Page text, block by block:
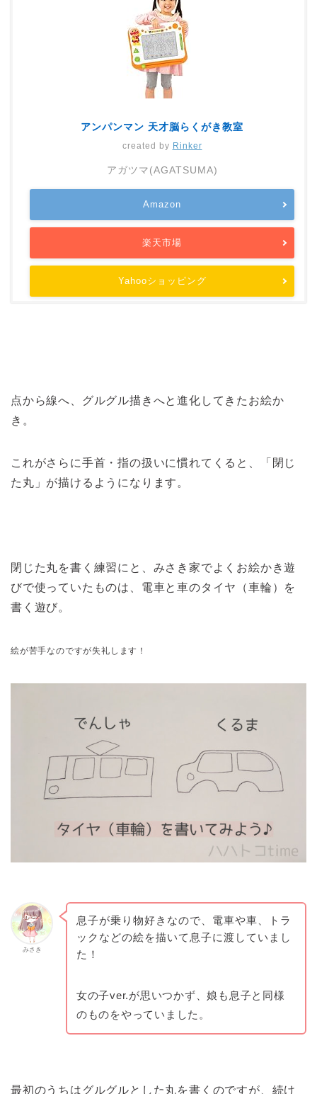
アンパンマン 天才脳らくがき教室
created by Rinker
アガツマ(AGATSUMA)
Amazon
楽天市場
Yahooショッピング
点から線へ、グルグル描きへと進化してきたお絵か
き。
これがさらに手首・指の扱いに慣れてくると、「閉じ
た丸」が描けるようになります。
閉じた丸を書く練習にと、みさき家でよくお絵かき遊
びで使っていたものは、電車と車のタイヤ（車輪）を
書く遊び。
絵が苦手なのですが失礼します！
みさき
息子が乗り物好きなので、電車や車、トラ
ックなどの絵を描いて息子に渡していまし
た！
女の子ver.が思いつかず、娘も息子と同様
のものをやっていました。
最初のうちはグルグルとした丸を書くのですが、続け